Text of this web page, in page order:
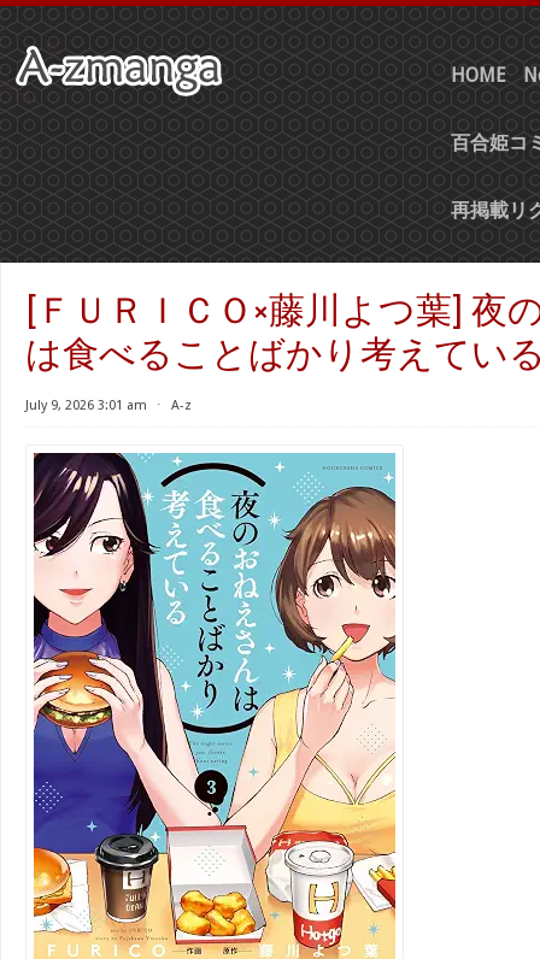
HOME
百合姫コ
再掲載リ
[ＦＵＲＩＣＯ×藤川よつ葉] 夜
は食べることばかり考えてい
July 9, 2026 3:01 am ⋅ A-z